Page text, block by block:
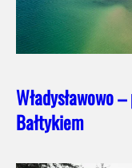
Władysławowo
Bałtykiem